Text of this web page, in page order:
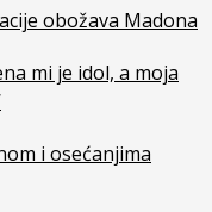
obožava Madona
mi je idol, a moja
i osećanjima